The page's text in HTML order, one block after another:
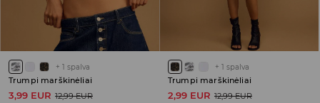
+ 1 spalva
Trumpi marškinėliai
3,99 EUR 12,99 EUR
+ 1 spalva
Trumpi marškinėliai
2,99 EUR 12,99 EUR